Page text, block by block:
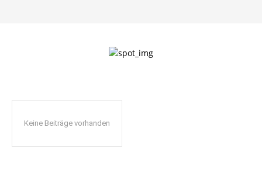
Keine Beiträge vorhanden